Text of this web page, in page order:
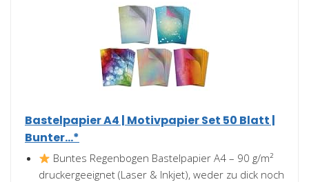
Bastelpapier A4 | Motivpapier Set 50 Blatt |
Bunter...*
Buntes Regenbogen Bastelpapier A4 – 90 g/m²
druckergeeignet (Laser & Inkjet), weder zu dick noch